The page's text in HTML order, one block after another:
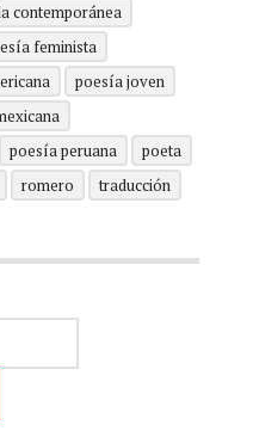
contemporánea
feminista
poesía joven
poesía peruana
poeta
romero traducción